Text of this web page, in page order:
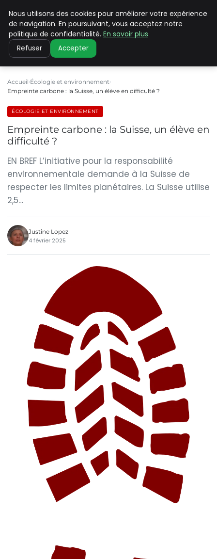
CLIMATE C ADVANCED
Accueil Écologie et environnement
Empreinte carbone : la Suisse, un élève en difficulté ?
ÉCOLOGIE ET ENVIRONNEMENT
Empreinte carbone : la Suisse, un élève en
difficulté ?
EN BREF L’initiative pour la responsabilité
environnementale demande à la Suisse de
respecter les limites planétaires. La Suisse utilise
2,5…
Justine Lopez
4 février 2025
Nous utilisons des cookies pour améliorer votre expérience
de navigation. En poursuivant, vous acceptez notre
politique de confidentialité. En savoir plus
Refuser Accepter